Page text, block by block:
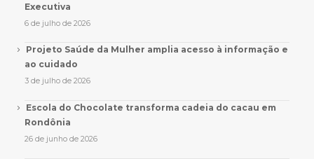
Executiva
6 de julho de 2026
Projeto Saúde da Mulher amplia acesso à informação e
ao cuidado
3 de julho de 2026
Escola do Chocolate transforma cadeia do cacau em
Rondônia
26 de junho de 2026